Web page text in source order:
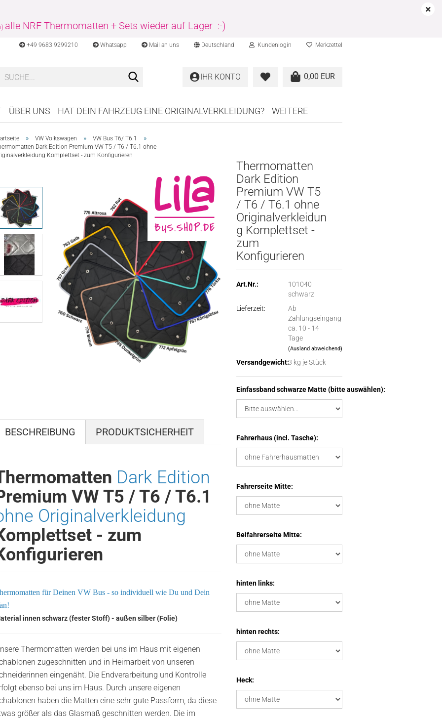
+49 9683 9299210 Whatsapp Mail an uns Deutschland Kundenlogin Merkzettel
0,00 EUR
IHR KONTO
alle NRF Thermomatten + Sets wieder auf Lager :-)
ÜBER UNS HAT DEIN FAHRZEUG EINE ORIGINALVERKLEIDUNG? WEITERE
» VW Volkswagen » VW Bus T6/ T6.1 »
Dark Edition Premium VW T5 / T6 / T6.1 ohne
Komplettset - zum Konfigurieren
Thermomatten
Dark Edition
Premium VW T5
/ T6 / T6.1 ohne
Originalverkleidun
g Komplettset -
zum
Konfigurieren
Art.Nr.:
101040
schwarz
Lieferzeit:
Ab
Zahlungseingang
ca. 10 - 14
Tage
(Ausland abweichend)
Versandgewicht:3 kg je Stück
Einfassband schwarze Matte (bitte auswählen):
Fahrerhaus (incl. Tasche):
Fahrerseite Mitte:
Beifahrerseite Mitte:
hinten links:
hinten rechts:
Heck:
BESCHREIBUNG PRODUKTSICHERHEIT
Dark Edition
VW T5 / T6 / T6.1
Originalverkleidung
- zum
für Deinen VW Bus - so individuell wie Du und Dein
innen schwarz (fester Stoff) - außen silber (Folie)
Thermomatten werden bei uns im Haus mit eigenen
zugeschnitten und in Heimarbeit von unseren
eingenäht. Die Endverarbeitung und Kontrolle
ebenso bei uns im Haus. Durch unsere eigenen
haben die Matten eine sehr gute Passform, da diese
größer als das Glasmaß geschnitten werden. Die im